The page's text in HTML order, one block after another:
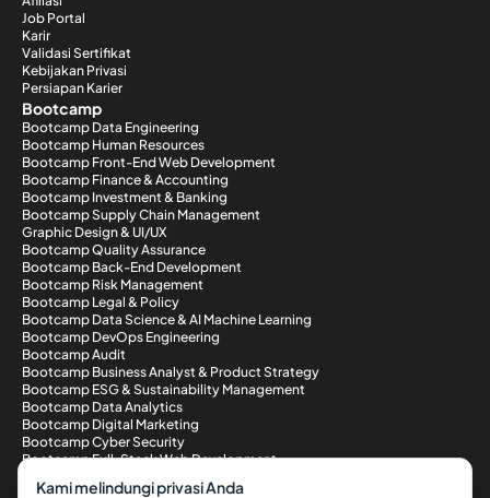
Job Portal
Karir
Validasi Sertifikat
Kebijakan Privasi
Persiapan Karier
Bootcamp
Bootcamp Data Engineering
Bootcamp Human Resources
Bootcamp Front-End Web Development
Bootcamp Finance & Accounting
Bootcamp Investment & Banking
Bootcamp Supply Chain Management
Graphic Design & UI/UX
Bootcamp Quality Assurance
Bootcamp Back-End Development
Bootcamp Risk Management
Bootcamp Legal & Policy
Bootcamp Data Science & AI Machine Learning
Bootcamp DevOps Engineering
Bootcamp Audit
Bootcamp Business Analyst & Product Strategy
Bootcamp ESG & Sustainability Management
Bootcamp Data Analytics
Bootcamp Digital Marketing
Bootcamp Cyber Security
Bootcamp Full-Stack Web Development
Metode Pembayaran
Kami melindungi privasi Anda